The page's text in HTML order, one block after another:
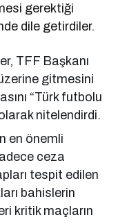
gerektiği
dile getirdiler.
TFF Başkanı
gitmesini
“Türk futbolu
nitelendirdi.
en önemli
ceza
tespit edilen
bahislerin
kritik maçların